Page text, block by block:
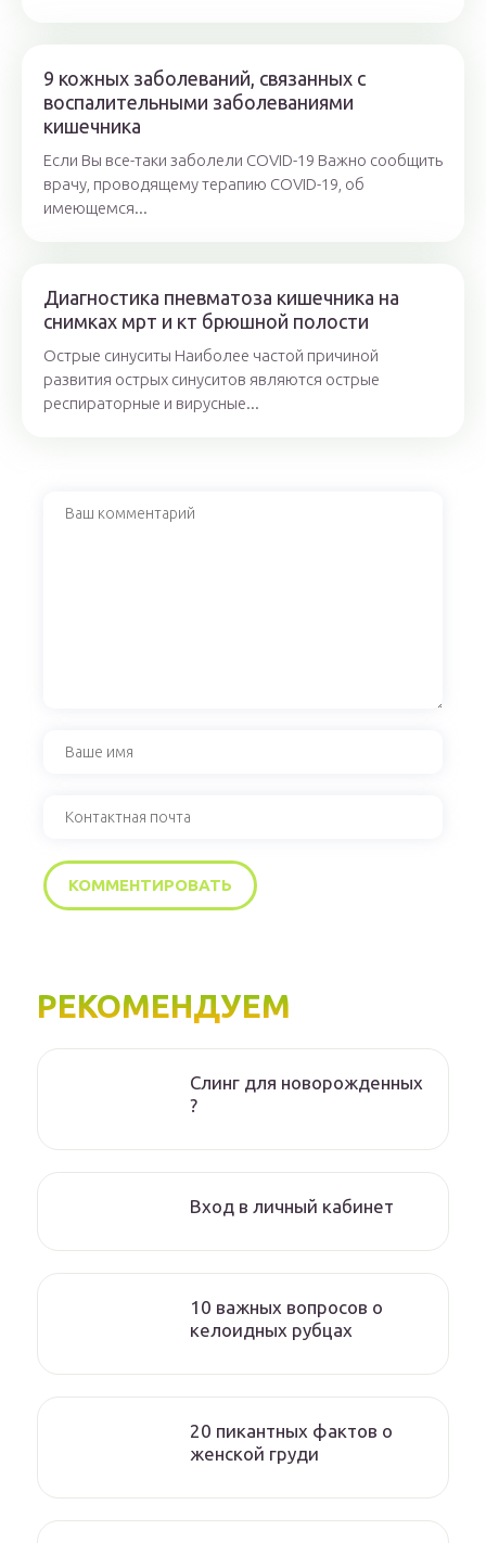
9 кожных заболеваний, связанных с
воспалительными заболеваниями
кишечника
Если Вы все-таки заболели COVID-19 Важно сообщить
врачу, проводящему терапию COVID-19, об
имеющемся...
Диагностика пневматоза кишечника на
снимках мрт и кт брюшной полости
Острые синуситы Наиболее частой причиной
развития острых синуситов являются острые
респираторные и вирусные...
РЕКОМЕНДУЕМ
Слинг для новорожденных
?
Вход в личный кабинет
10 важных вопросов о
келоидных рубцах
20 пикантных фактов о
женской груди